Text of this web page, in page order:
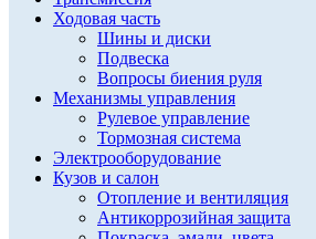
Ходовая часть
Шины и диски
Подвеска
Вопросы биения руля
Механизмы управления
Рулевое управление
Тормозная система
Электрооборудование
Кузов и салон
Отопление и вентиляция
Антикоррозийная защита